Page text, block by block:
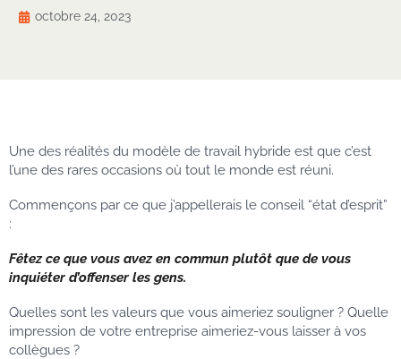
octobre 24, 2023
Une des réalités du modèle de travail hybride est que c’est
l’une des rares occasions où tout le monde est réuni.
Commençons par ce que j’appellerais le conseil “état d’esprit”
:
Fêtez ce que vous avez en commun plutôt que de vous
inquiéter d’offenser les gens.
Quelles sont les valeurs que vous aimeriez souligner ? Quelle
impression de votre entreprise aimeriez-vous laisser à vos
collègues ?